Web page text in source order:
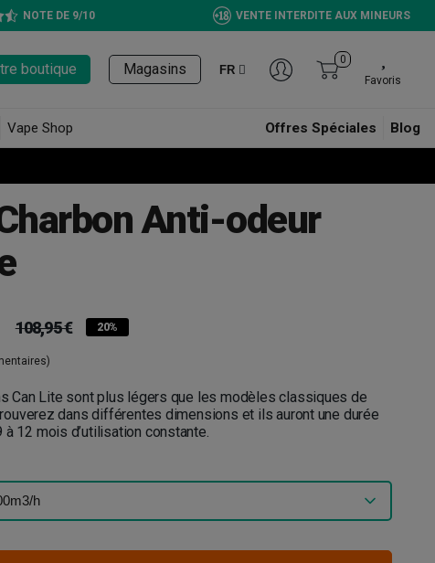
NOTE DE 9/10 VENTE INTERDITE AUX MINEURS
boutique Magasins FR
0
Favoris
Vape Shop Offres Spéciales Blog
Anti-odeur
108,95 € 20%
Can Lite sont plus légers que les modèles classiques de
dans différentes dimensions et ils auront une durée
12 mois d’utilisation constante.